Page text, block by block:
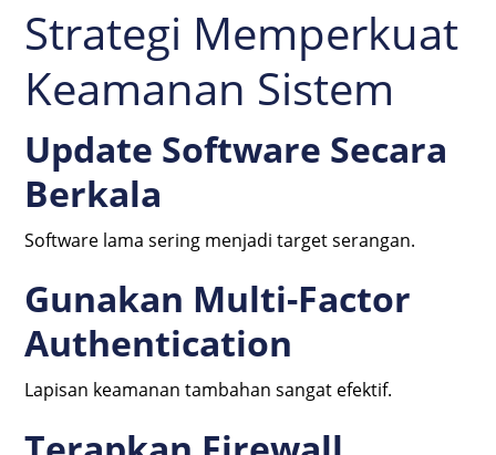
Strategi Memperkuat
Keamanan Sistem
Update Software Secara
Berkala
Software lama sering menjadi target serangan.
Gunakan Multi-Factor
Authentication
Lapisan keamanan tambahan sangat efektif.